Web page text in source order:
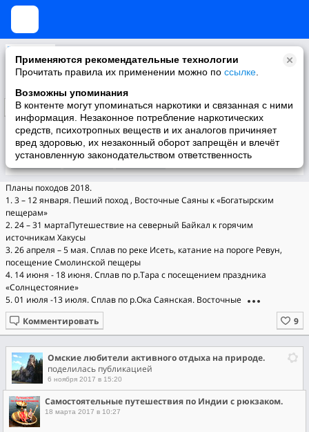
Применяются рекомендательные технологии
Прочитать правила их применении можно по ссылке
Возможны упоминания
В контенте могут упоминаться наркотики и связанная с ними
информация. Незаконное потребление наркотических
средств, психотропных веществ и их аналогов причиняет
вред здоровью, их незаконный оборот запрещён и влечёт
установленную законодательством ответственность
Подписаться
Участники О группе
Планы походов 2018.
1. 3 – 12 января. Пеший поход , Восточные Саяны к «Богатырским
пещерам»
2. 24 – 31 мартаПутешествие на северный Байкал к горячим
источникам Хакусы
3. 26 апреля – 5 мая. Сплав по реке Исеть, катание на пороге Ревун,
посещение Смолинской пещеры
4. 14 июня - 18 июня. Сплав по р.Тара с посещением праздника
«Солнцестояние»
5. 01 июля -13 июля. Сплав по р.Ока Саянская. Восточные
Комментировать
Омские любители активного отдыха на природе.
поделилась публикацией
6 ноября 2017 в 15:20
Самостоятельные путешествия по Индии с рюкзаком.
18 марта 2017 в 10:27